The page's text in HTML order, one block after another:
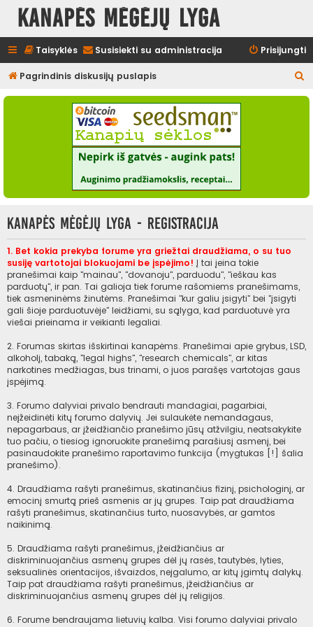
Kanapės mėgėjų lyga
Taisyklės Susisiekti su administracija Prisijungti
Pagrindinis diskusijų puslapis
e
Kanapės mėgėjų lyga - Registracija
1. Bet kokia prekyba forume yra griežtai draudžiama, o su tuo
susiję vartotojai blokuojami be įspėjimo! Į tai įeina tokie
pranešimai kaip "mainau", "dovanoju", parduodu", "ieškau kas
parduotų", ir pan. Tai galioja tiek forume rašomiems pranešimams,
tiek asmeninėms žinutėms. Pranešimai "kur galiu įsigyti" bei "įsigyti
gali šioje parduotuvėje" leidžiami, su sąlyga, kad parduotuvė yra
viešai prieinama ir veikianti legaliai.
2. Forumas skirtas išskirtinai kanapėms. Pranešimai apie grybus, LSD,
alkoholį, tabaką, "legal highs", "research chemicals", ar kitas
narkotines medžiagas, bus trinami, o juos parašęs vartotojas gaus
įspėjimą.
3. Forumo dalyviai privalo bendrauti mandagiai, pagarbiai,
neįžeidinėti kitų forumo dalyvių. Jei sulaukėte nemandagaus,
nepagarbaus, ar įžeidžiančio pranešimo jūsų atžvilgiu, neatsakykite
tuo pačiu, o tiesiog ignoruokite pranešimą parašiusį asmenį, bei
pasinaudokite pranešimo raportavimo funkcija (mygtukas [!] šalia
pranešimo).
4. Draudžiama rašyti pranešimus, skatinančius fizinį, psichologinį, ar
emocinį smurtą prieš asmenis ar jų grupes. Taip pat draudžiama
rašyti pranešimus, skatinančius turto, nuosavybės, ar gamtos
naikinimą.
5. Draudžiama rašyti pranešimus, įžeidžiančius ar
diskriminuojančius asmenų grupes dėl jų rasės, tautybės, lyties,
seksualinės orientacijos, išvaizdos, neįgalumo, ar kitų įgimtų dalykų.
Taip pat draudžiama rašyti pranešimus, įžeidžiančius ar
diskriminuojančius asmenų grupes dėl jų religijos.
6. Forume bendraujama lietuvių kalba. Visi forumo dalyviai privalo